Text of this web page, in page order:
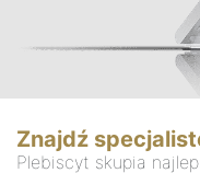
Znajdź
Plebiscyt skupia